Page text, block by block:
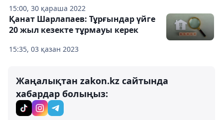
15:00, 30 қараша 2022
15:35, 03 қазан 2023
Қанат Шарлапаев: Тұрғындар үйге
20 жыл кезекте тұрмауы керек
Жаңалықтан zakon.kz сайтында
хабардар болыңыз: